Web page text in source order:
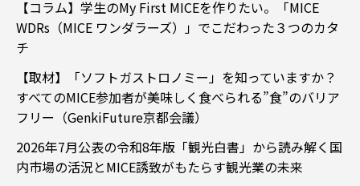
【コラム】学生のMy First MICEを作りたい。「MICE
WDRs（MICE ワンダラーズ）」でこだわった３つのカタ
チ
【取材】「ソフトガストロノミー」を知っていますか？
すべてのMICE参加者が美味しく食べられる”食”のバリア
フリー（GenkiFuture京都会議）
2026年7月公表の令和8年版「観光白書」から読み解く国
内市場の活況とMICE誘致がもたらす観光業の未来